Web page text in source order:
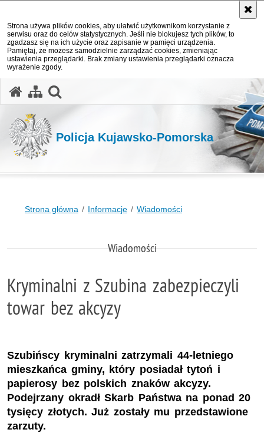
Strona używa plików cookies, aby ułatwić użytkownikom korzystanie z
serwisu oraz do celów statystycznych. Jeśli nie blokujesz tych plików, to
zgadzasz się na ich użycie oraz zapisanie w pamięci urządzenia.
Pamiętaj, że możesz samodzielnie zarządzać cookies, zmieniając
ustawienia przeglądarki. Brak zmiany ustawienia przeglądarki oznacza
wyrażenie zgody.
Policja Kujawsko-Pomorska
Strona główna Informacje Wiadomości
Wiadomości
Kryminalni z Szubina zabezpieczyli
towar bez akcyzy
Szubińscy kryminalni zatrzymali 44-letniego
mieszkańca gminy, który posiadał tytoń i
papierosy bez polskich znaków akcyzy.
Podejrzany okradł Skarb Państwa na ponad 20
tysięcy złotych. Już zostały mu przedstawione
zarzuty.